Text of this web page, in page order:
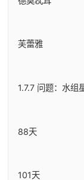
芙蕾雅
1.7.7 问题：水组
88天
101天